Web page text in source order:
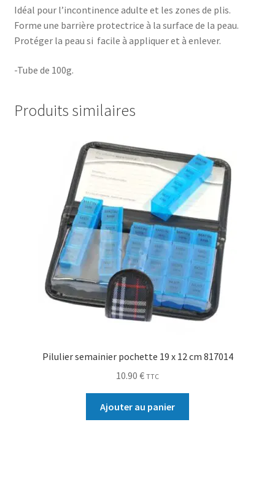
Idéal pour l’incontinence adulte et les zones de plis.
Forme une barrière protectrice à la surface de la peau.
Protéger la peau si facile à appliquer et à enlever.
-Tube de 100g.
Produits similaires
Pilulier semainier pochette 19 x 12 cm 817014
10.90 € TTC
Ajouter au panier